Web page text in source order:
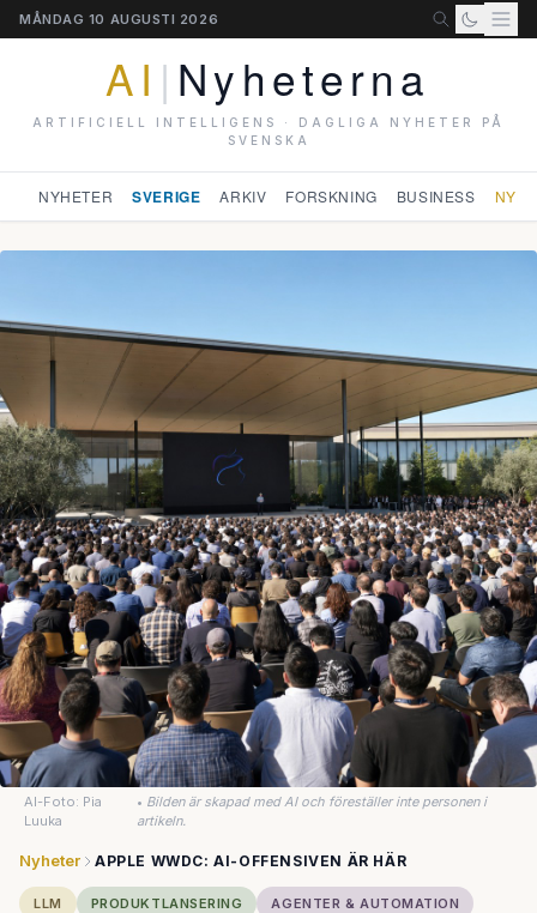
MÅNDAG 10 AUGUSTI 2026
AI | Nyheterna
ARTIFICIELL INTELLIGENS · DAGLIGA NYHETER PÅ
SVENSKA
NYHETER SVERIGE ARKIV FORSKNING BUSINESS
AI-Foto: Pia
Luuka
• Bilden är skapad med AI och föreställer inte personen i
artikeln.
Nyheter APPLE WWDC: AI-OFFENSIVEN ÄR HÄR
LLM PRODUKTLANSERING
AGENTER & AUTOMATION